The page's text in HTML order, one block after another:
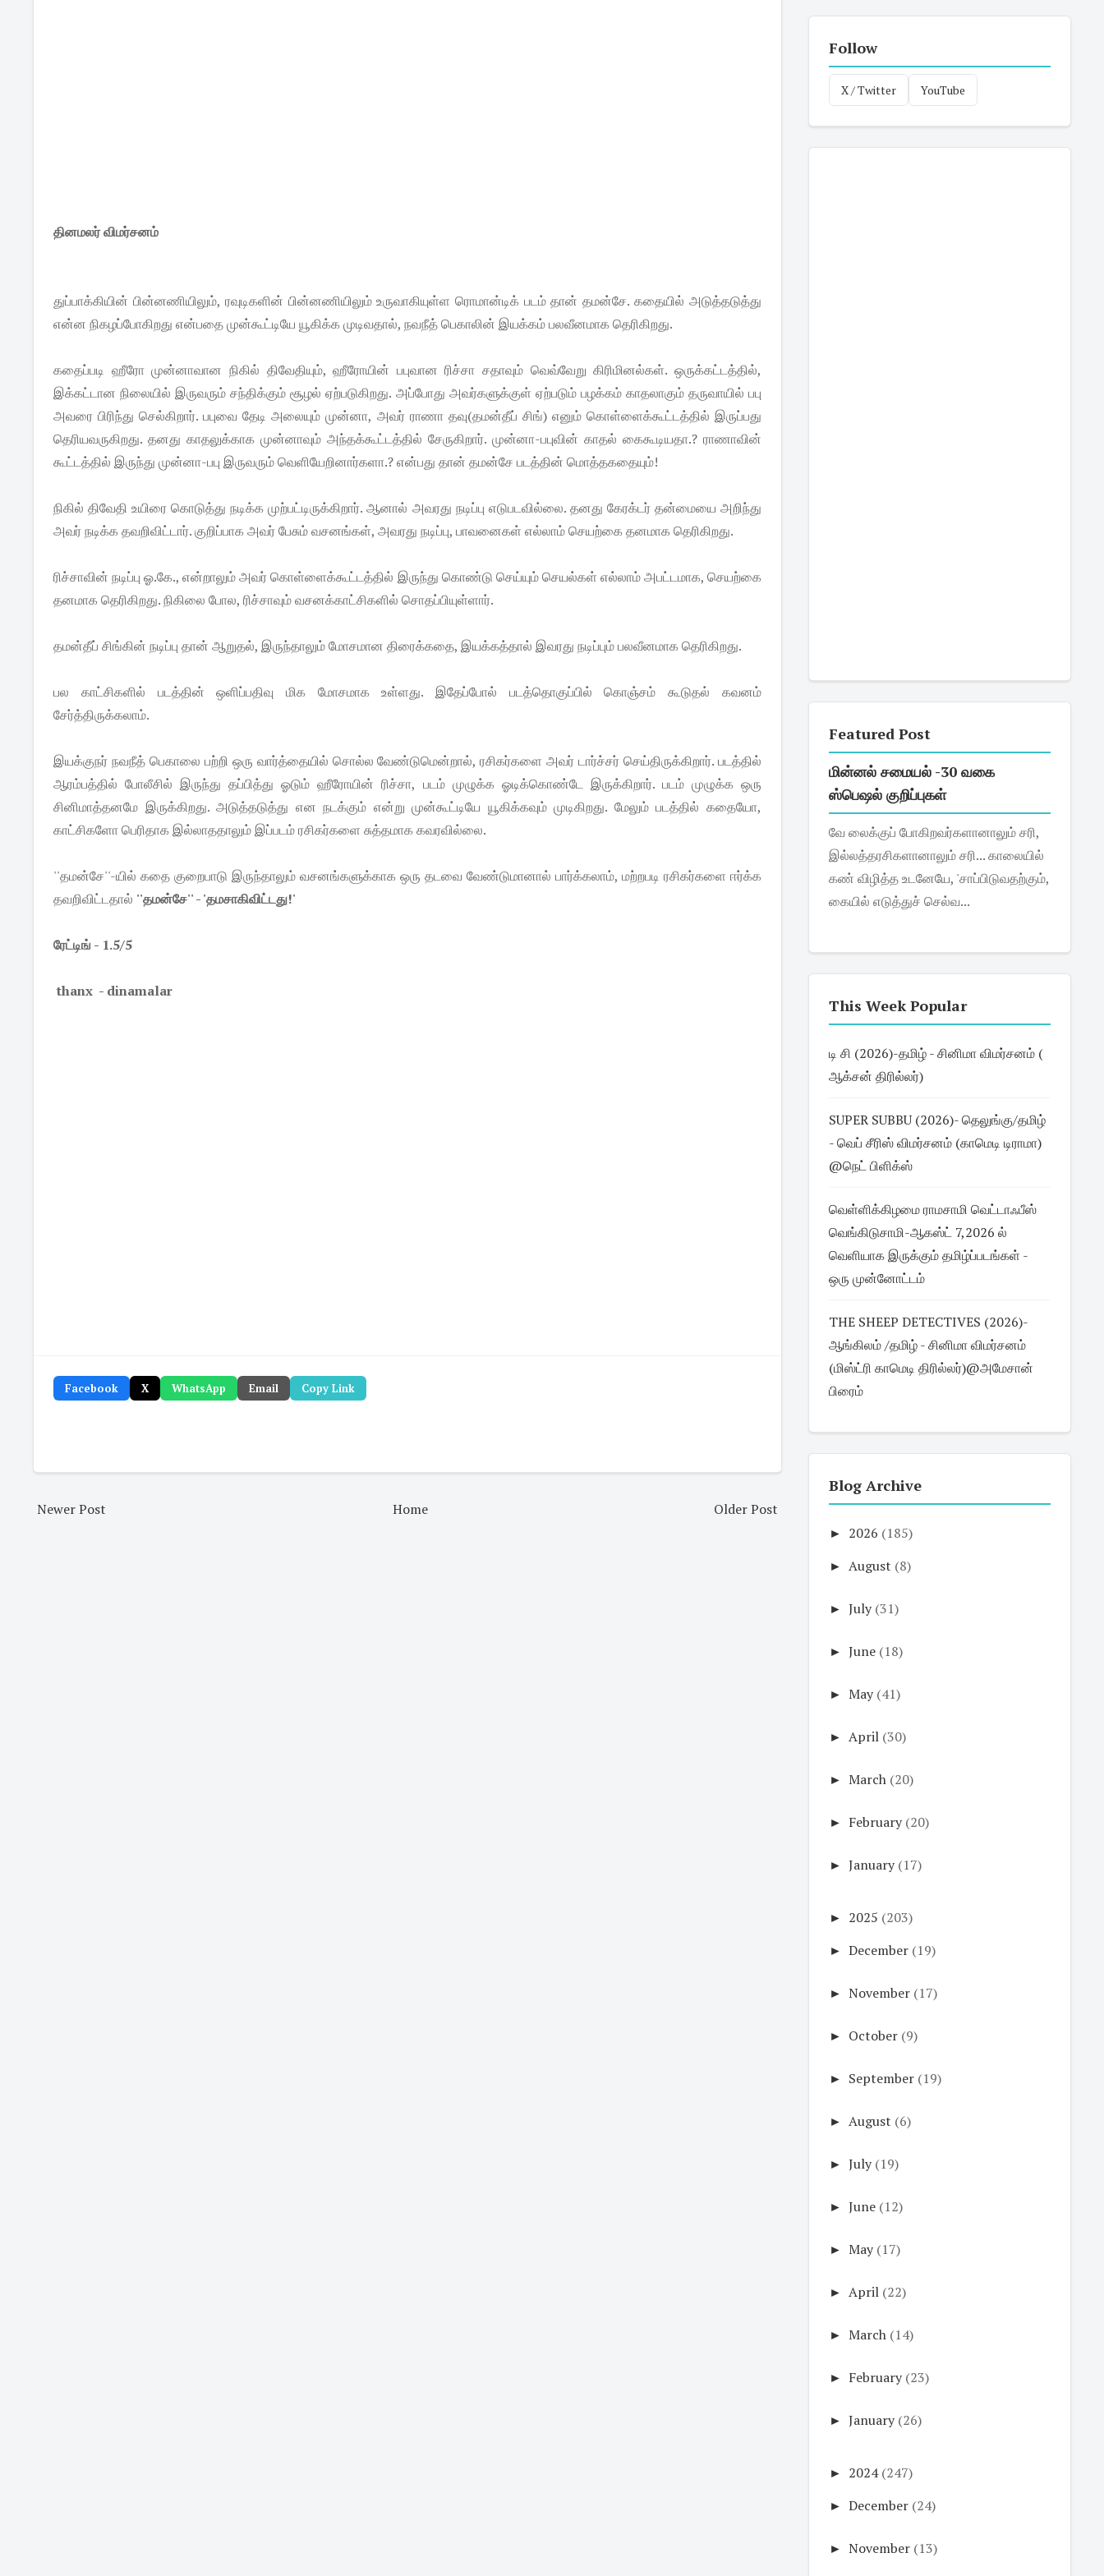
தினமலர் விமர்சனம்
துப்பாக்கியின் பின்னணியிலும், ரவுடிகளின் பின்னணியிலும் உருவாகியுள்ள ரொமான்டிக் படம் தான் தமன்சே. கதையில் அடுத்தடுத்து
என்ன நிகழப்போகிறது என்பதை முன்கூட்டியே யூகிக்க முடிவதால், நவநீத் பெகாலின் இயக்கம் பலவீனமாக தெரிகிறது.
கதைப்படி ஹீரோ முன்னாவான நிகில் திவேதியும், ஹீரோயின் பபுவான ரிச்சா சதாவும் வெவ்வேறு கிரிமினல்கள். ஒருக்கட்டத்தில்,
இக்கட்டான நிலையில் இருவரும் சந்திக்கும் சூழல் ஏற்படுகிறது. அப்போது அவர்களுக்குள் ஏற்படும் பழக்கம் காதலாகும் தருவாயில் பபு
அவரை பிரிந்து செல்கிறார். பபுவை தேடி அலையும் முன்னா, அவர் ராணா தவு(தமன்தீப் சிங்) எனும் கொள்ளைக்கூட்டத்தில் இருப்பது
தெரியவருகிறது. தனது காதலுக்காக முன்னாவும் அந்தக்கூட்டத்தில் சேருகிறார். முன்னா-பபுவின் காதல் கைகூடியதா.? ராணாவின்
கூட்டத்தில் இருந்து முன்னா-பபு இருவரும் வெளியேறினார்களா.? என்பது தான் தமன்சே படத்தின் மொத்தகதையும்!
நிகில் திவேதி உயிரை கொடுத்து நடிக்க முற்பட்டிருக்கிறார். ஆனால் அவரது நடிப்பு எடுபடவில்லை. தனது கேரக்டர் தன்மையை அறிந்து
அவர் நடிக்க தவறிவிட்டார். குறிப்பாக அவர் பேசும் வசனங்கள், அவரது நடிப்பு, பாவனைகள் எல்லாம் செயற்கை தனமாக தெரிகிறது.
ரிச்சாவின் நடிப்பு ஓ.கே., என்றாலும் அவர் கொள்ளைக்கூட்டத்தில் இருந்து கொண்டு செய்யும் செயல்கள் எல்லாம் அபட்டமாக, செயற்கை
தனமாக தெரிகிறது. நிகிலை போல, ரிச்சாவும் வசனக்காட்சிகளில் சொதப்பியுள்ளார்.
தமன்தீப் சிங்கின் நடிப்பு தான் ஆறுதல், இருந்தாலும் மோசமான திரைக்கதை, இயக்கத்தால் இவரது நடிப்பும் பலவீனமாக தெரிகிறது.
பல காட்சிகளில் படத்தின் ஒளிப்பதிவு மிக மோசமாக உள்ளது. இதேப்போல் படத்தொகுப்பில் கொஞ்சம் கூடுதல் கவனம்
சேர்த்திருக்கலாம்.
இயக்குநர் நவநீத் பெகாலை பற்றி ஒரு வார்த்தையில் சொல்ல வேண்டுமென்றால், ரசிகர்களை அவர் டார்ச்சர் செய்திருக்கிறார். படத்தில்
ஆரம்பத்தில் போலீசில் இருந்து தப்பித்து ஓடும் ஹீரோயின் ரிச்சா, படம் முழுக்க ஓடிக்கொண்டே இருக்கிறார். படம் முழுக்க ஒரு
சினிமாத்தனமே இருக்கிறது. அடுத்தடுத்து என நடக்கும் என்று முன்கூட்டியே யூகிக்கவும் முடிகிறது. மேலும் படத்தில் கதையோ,
காட்சிகளோ பெரிதாக இல்லாததாலும் இப்படம் ரசிகர்களை சுத்தமாக கவரவில்லை.
''தமன்சே''-யில் கதை குறைபாடு இருந்தாலும் வசனங்களுக்காக ஒரு தடவை வேண்டுமானால் பார்க்கலாம், மற்றபடி ரசிகர்களை ஈர்க்க
தவறிவிட்டதால் ''தமன்சே'' - 'தமசாகிவிட்டது!'
ரேட்டிங் - 1.5/5
thanx - dinamalar
Facebook X WhatsApp Email Copy Link
Newer Post Older Post
Home
Follow
X / Twitter YouTube
Featured Post
மின்னல் சமையல் -30 வகை
ஸ்பெஷல் குறிப்புகள்
வே லைக்குப் போகிறவர்களானாலும் சரி,
இல்லத்தரசிகளானாலும் சரி... காலையில்
கண் விழித்த உடனேயே, 'சாப்பிடுவதற்கும்,
கையில் எடுத்துச் செல்வ...
This Week Popular
டி சி (2026)-தமிழ் - சினிமா விமர்சனம் (
ஆக்சன் திரில்லர்)
SUPER SUBBU (2026)- தெலுங்கு/தமிழ்
- வெப் சீரிஸ் விமர்சனம் (காமெடி டிராமா)
@நெட் பிளிக்ஸ்
வெள்ளிக்கிழமை ராமசாமி வெட்டாஃபீஸ்
வெங்கிடுசாமி-ஆகஸ்ட் 7,2026 ல்
வெளியாக இருக்கும் தமிழ்ப்படங்கள் -
ஒரு முன்னோட்டம்
THE SHEEP DETECTIVES (2026)-
ஆங்கிலம் /தமிழ் - சினிமா விமர்சனம்
(மிஸ்ட்ரி காமெடி திரில்லர்)@அமேசான்
பிரைம்
Blog Archive
► 2026 (185)
► August (8)
► July (31)
► June (18)
► May (41)
► April (30)
► March (20)
► February (20)
► January (17)
► 2025 (203)
► December (19)
► November (17)
► October (9)
► September (19)
► August (6)
► July (19)
► June (12)
► May (17)
► April (22)
► March (14)
► February (23)
► January (26)
► 2024 (247)
► December (24)
► November (13)